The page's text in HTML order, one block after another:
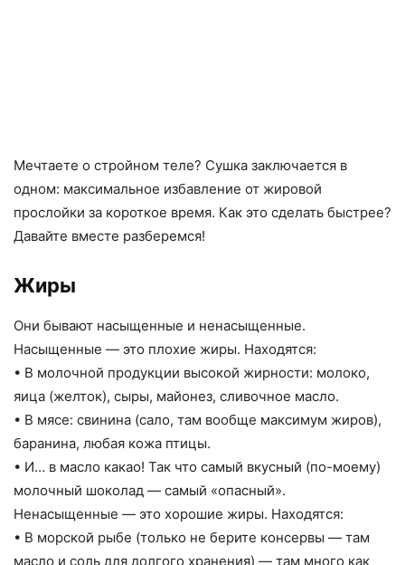
Мечтаете о стройном теле? Сушка заключается в
одном: максимальное избавление от жировой
прослойки за короткое время. Как это сделать быстрее?
Давайте вместе разберемся!
Жиры
Они бывают насыщенные и ненасыщенные.
Насыщенные — это плохие жиры. Находятся:
• В молочной продукции высокой жирности: молоко,
яица (желток), сыры, майонез, сливочное масло.
• В мясе: свинина (сало, там вообще максимум жиров),
баранина, любая кожа птицы.
• И… в масло какао! Так что самый вкусный (по-моему)
молочный шоколад — самый «опасный».
Ненасыщенные — это хорошие жиры. Находятся:
• В морской рыбе (только не берите консервы — там
масло и соль для долгого хранения) — там много как